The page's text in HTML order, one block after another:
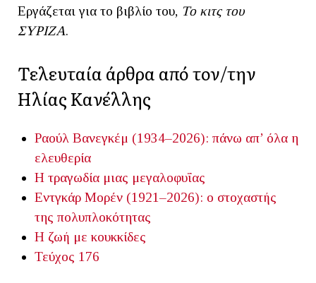
Εργάζεται για το βιβλίο του, Το κιτς του
ΣΥΡΙΖΑ.
Τελευταία άρθρα από τον/την
Ηλίας Κανέλλης
Ραούλ Βανεγκέμ (1934–2026): πάνω απ’ όλα η
ελευθερία
Η τραγωδία μιας μεγαλοφυΐας
Εντγκάρ Μορέν (1921–2026): ο στοχαστής
της πολυπλοκότητας
Η ζωή με κουκκίδες
Τεύχος 176